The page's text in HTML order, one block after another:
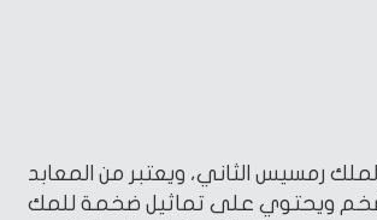
رمسيس الثاني، ويعتبر من المعابد
ضخم ويحتوي على تماثيل ضخمة للمك